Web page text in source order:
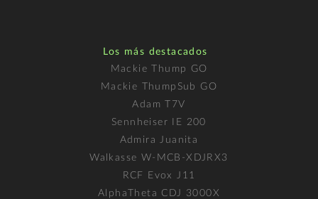
Los más destacados
Mackie Thump GO
Mackie ThumpSub GO
Adam T7V
Sennheiser IE 200
Admira Juanita
Walkasse W-MCB-XDJRX3
RCF Evox J11
AlphaTheta CDJ 3000X